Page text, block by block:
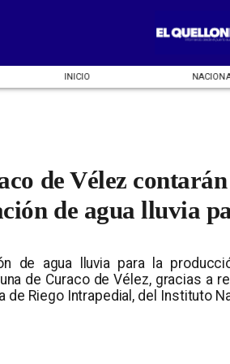
INICIO
de Vélez
de agua lluvia
de agua lluvia para la
de Curaco de Vélez, gracias a
de Riego Intrapedial, del Instituto